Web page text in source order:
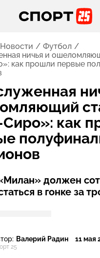
Новости
Футбол
ничья и
как прошли первые
как
должен
в гонке за
Валерий Радин
25
11 мая